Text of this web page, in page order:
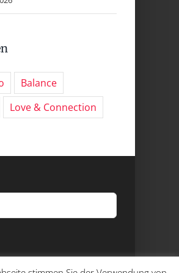
Balance
Love & Connection